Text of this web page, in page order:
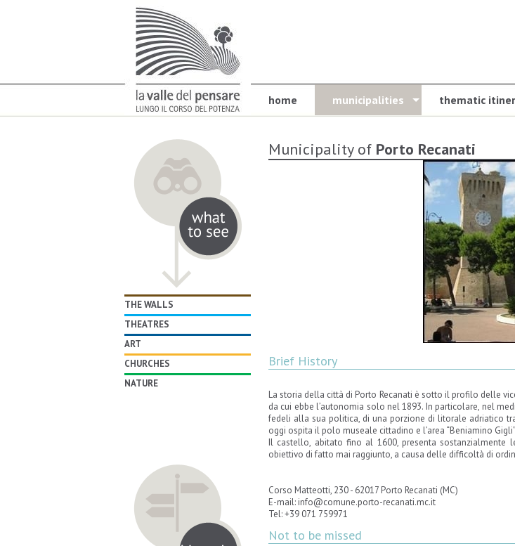
home municipalities thematic
THE WALLS
THEATRES
ART
CHURCHES
NATURE
Municipality of Porto Recanati
Brief History
La storia della città di Porto Recanati è sotto il profilo delle
da cui ebbe l’autonomia solo nel 1893. In particolare, nel
fedeli alla sua politica, di una porzione di litorale adriatico
oggi ospita il polo museale cittadino e l’area “Beniamino
Il castello, abitato fino al 1600, presenta
obiettivo di fatto mai raggiunto, a causa delle difficoltà di
Corso Matteotti, 230 - 62017 Porto Recanati (MC)
E-mail: info@comune.porto-recanati.mc.it
Tel: +39 071 759971
Not to be missed